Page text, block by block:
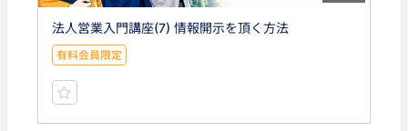
法人営業入門講座(7) 情報開示を頂く方法
有料会員限定